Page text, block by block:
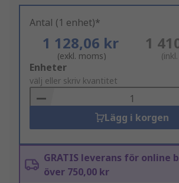
Antal (1 enhet)*
1 128,06 kr
(exkl. moms)
1
Add
to
Basket
Enheter
välj eller skriv kvantitet
Lägg i korgen
GRATIS leverans för online
över 750,00 kr